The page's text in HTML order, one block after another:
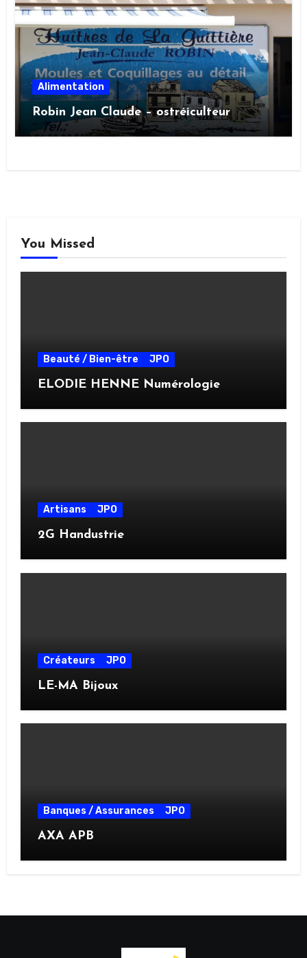
Alimentation
Robin Jean Claude – ostréiculteur
You Missed
Beauté / Bien-être JPO
ELODIE HENNE Numérologie
Artisans JPO
2G Handustrie
Créateurs JPO
LE-MA Bijoux
Banques / Assurances JPO
AXA APB